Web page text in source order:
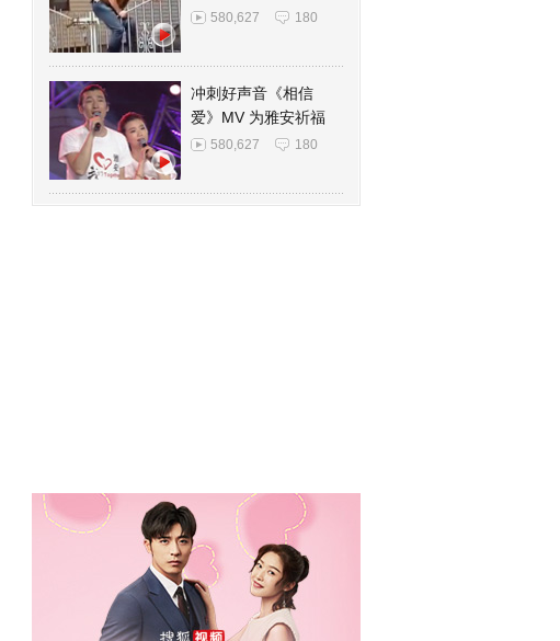
580,627 180
冲刺好声音《相信
爱》MV 为雅安祈福
580,627 180